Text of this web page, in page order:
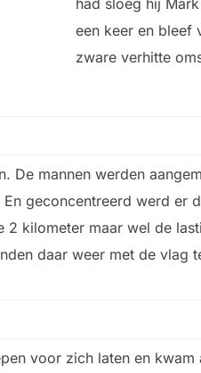
had sloeg hij
een keer en bleef
zware verhitte
De mannen werden
geconcentreerd werd er
kilometer maar wel de
daar weer met de vlag
voor zich laten en kwam